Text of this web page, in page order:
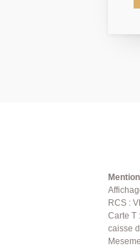
RCS :
Carte T
caisse